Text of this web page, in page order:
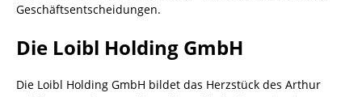
Geschäftsentscheidungen.
Die Loibl Holding GmbH
Die Loibl Holding GmbH bildet das Herzstück des Arthur